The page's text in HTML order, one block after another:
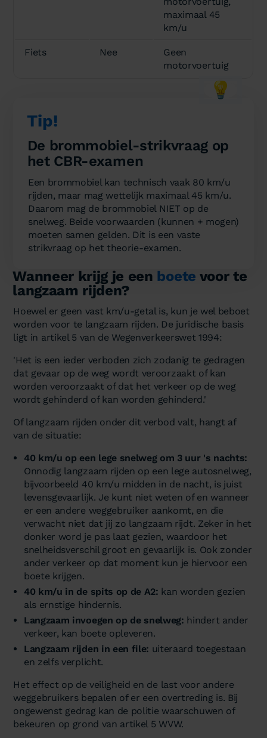
maximaal 45
km/u
Fiets Nee
Geen
motorvoertuig
Tip!
💡
De brommobiel-strikvraag op
het CBR-examen
Een brommobiel kan technisch vaak 80 km/u
rijden, maar mag wettelijk maximaal 45 km/u.
Daarom mag de brommobiel NIET op de
snelweg. Beide voorwaarden (kunnen + mogen)
moeten samen gelden. Dit is een vaste
strikvraag op het theorie-examen.
Wanneer krijg je een boete voor te
langzaam rijden?
Hoewel er geen vast km/u-getal is, kun je wel beboet
worden voor te langzaam rijden. De juridische basis
ligt in artikel 5 van de Wegenverkeerswet 1994:
'Het is een ieder verboden zich zodanig te gedragen
dat gevaar op de weg wordt veroorzaakt of kan
worden veroorzaakt of dat het verkeer op de weg
wordt gehinderd of kan worden gehinderd.'
Of langzaam rijden onder dit verbod valt, hangt af
van de situatie:
40 km/u op een lege snelweg om 3 uur 's nachts:
Onnodig langzaam rijden op een lege autosnelweg,
bijvoorbeeld 40 km/u midden in de nacht, is juist
levensgevaarlijk. Je kunt niet weten of en wanneer
er een andere weggebruiker aankomt, en die
verwacht niet dat jij zo langzaam rijdt. Zeker in het
donker word je pas laat gezien, waardoor het
snelheidsverschil groot en gevaarlijk is. Ook zonder
ander verkeer op dat moment kun je hiervoor een
boete krijgen.
40 km/u in de spits op de A2: kan worden gezien
als ernstige hindernis.
Langzaam invoegen op de snelweg: hindert ander
verkeer, kan boete opleveren.
Langzaam rijden in een file: uiteraard toegestaan
en zelfs verplicht.
Het effect op de veiligheid en de last voor andere
weggebruikers bepalen of er een overtreding is. Bij
ongewenst gedrag kan de politie waarschuwen of
bekeuren op grond van artikel 5 WVW.